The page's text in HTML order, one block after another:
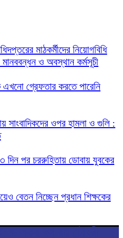
মাঠকর্মীদের নিয়োগবিধি
মানববন্ধন ও অবস্থান কর্মসূচী
এখনো গ্রেফতার করতে পারেনি
সাংবাদিকদের ওপর হামলা ও গুলি :
৩ দিন পর চররুহিতায় ডোবায় যুবকের
বেতন নিচ্ছেন প্রধান শিক্ষকের